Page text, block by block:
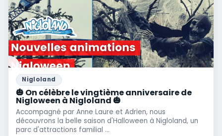
Nigloland
🎃 On célèbre le vingtième anniversaire de
Nigloween à Nigloland 🎃
Accompagné par Anne Laure et Adrien, nous
découvrons la belle saison d'Halloween à Nigloland, un
parc d'attractions familial ...